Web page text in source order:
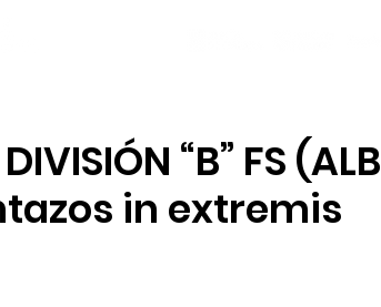
“B” FS (ALB
in extremis